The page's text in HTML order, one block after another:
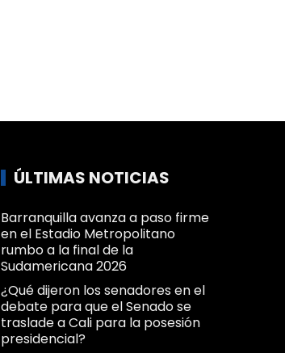
ÚLTIMAS NOTICIAS
Barranquilla avanza a paso firme
en el Estadio Metropolitano
rumbo a la final de la
Sudamericana 2026
¿Qué dijeron los senadores en el
debate para que el Senado se
traslade a Cali para la posesión
presidencial?